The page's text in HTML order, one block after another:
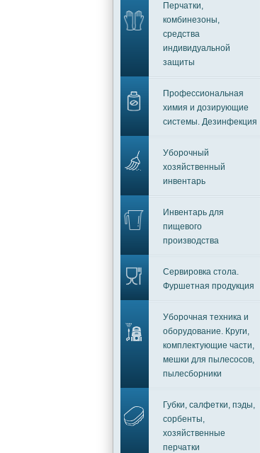
Перчатки,
комбинезоны,
средства
индивидуальной
защиты
Профессиональная
химия и дозирующие
системы. Дезинфекция
Уборочный
хозяйственный
инвентарь
Инвентарь для
пищевого
производства
Сервировка стола.
Фуршетная продукция
Уборочная техника и
оборудование. Круги,
комплектующие части,
мешки для пылесосов,
пылесборники
Губки, салфетки, пэды,
сорбенты,
хозяйственные
перчатки